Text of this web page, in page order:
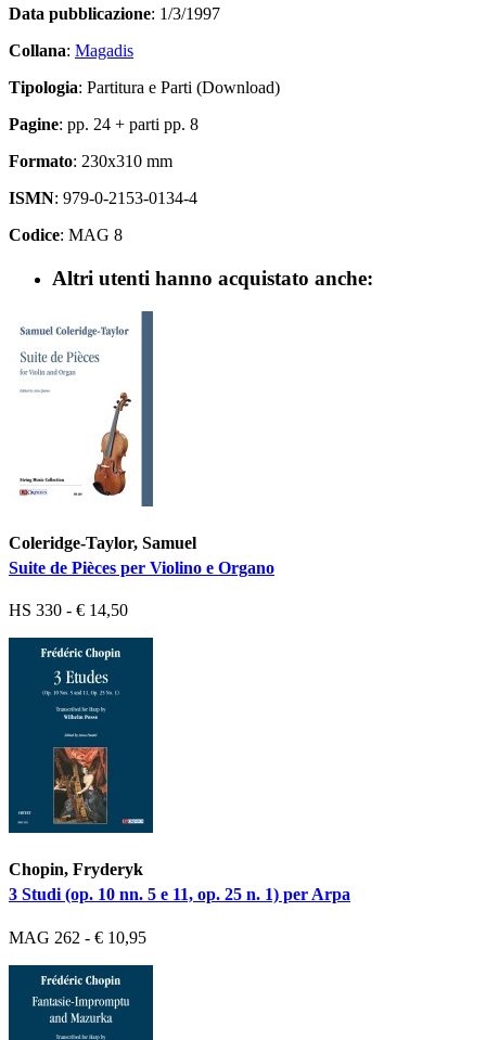
Data pubblicazione: 1/3/1997
Collana: Magadis
Tipologia: Partitura e Parti (Download)
Pagine: pp. 24 + parti pp. 8
Formato: 230x310 mm
ISMN: 979-0-2153-0134-4
Codice: MAG 8
Altri utenti hanno acquistato anche:
Coleridge-Taylor, Samuel
Suite de Pièces per Violino e Organo
HS 330 - € 14,50
Chopin, Fryderyk
3 Studi (op. 10 nn. 5 e 11, op. 25 n. 1) per Arpa
MAG 262 - € 10,95